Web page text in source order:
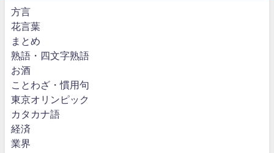
方言
花言葉
まとめ
熟語・四文字熟語
お酒
ことわざ・慣用句
東京オリンピック
カタカナ語
経済
業界